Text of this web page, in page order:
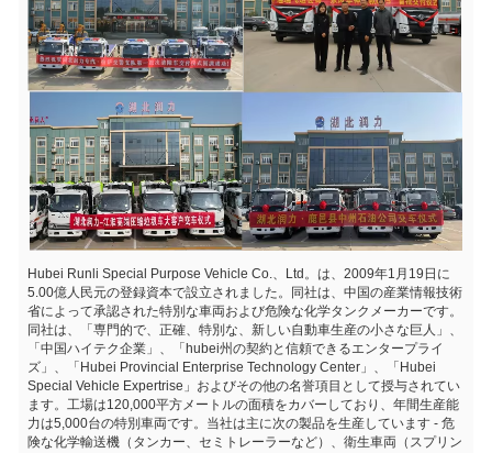
Hubei Runli Special Purpose Vehicle Co.、Ltd。は、2009年1月19日に
5.00億人民元の登録資本で設立されました。同社は、中国の産業情報技術
省によって承認された特別な車両および危険な化学タンクメーカーです。
同社は、「専門的で、正確、特別な、新しい自動車生産の小さな巨人」、
「中国ハイテク企業」、「hubei州の契約と信頼できるエンタープライ
ズ」、「Hubei Provincial Enterprise Technology Center」、「Hubei
Special Vehicle Expertrise」およびその他の名誉項目として授与されてい
ます。工場は120,000平方メートルの面積をカバーしており、年間生産能
力は5,000台の特別車両です。当社は主に次の製品を生産しています - 危
険な化学輸送機（タンカー、セミトレーラーなど）、衛生車両（スプリン